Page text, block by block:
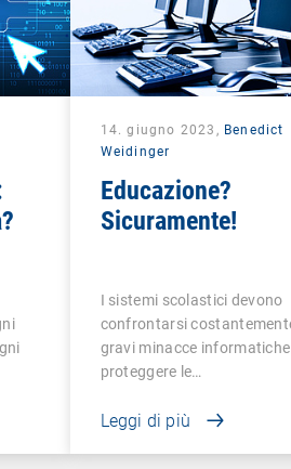
14. giugno 2023, Benedict
Weidinger
Educazione?
Sicuramente!
I sistemi scolastici devono
confrontarsi
gravi minacce
proteggere le…
Leggi di più